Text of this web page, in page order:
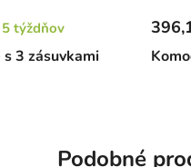
3 zásuvkami
týždňov
Podobné